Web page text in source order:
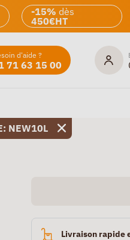
-15% dès
450€HT
d'aide ?
71 63 15 00
NEW10L
Livraison rapide